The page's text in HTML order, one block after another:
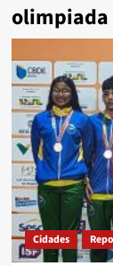
olimpiada
Cidades